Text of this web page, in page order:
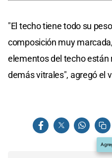
"El techo tiene todo su
composición muy
elementos del techo están
demás vitrales", agregó el